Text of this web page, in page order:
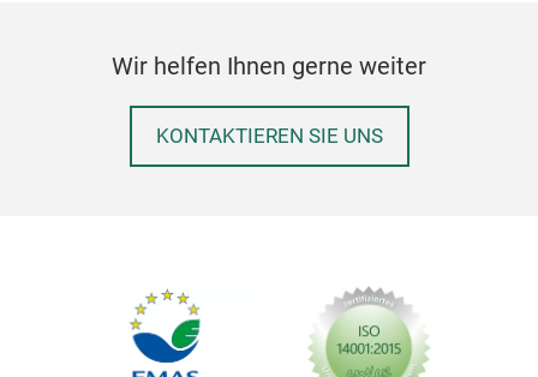
Wir helfen Ihnen gerne weiter
KONTAKTIEREN SIE UNS